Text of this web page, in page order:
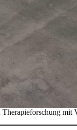
mit